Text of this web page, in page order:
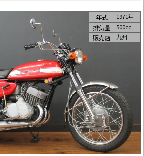
年式 1971年
排気量 500cc
販売店 九州